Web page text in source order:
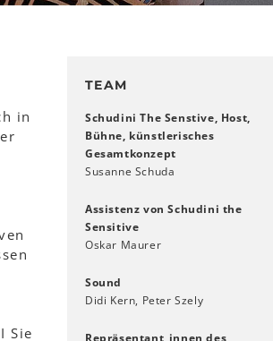
in
Sie
TEAM
Schudini The Senstive, Host,
Bühne, künstlerisches
Gesamtkonzept
Susanne Schuda
Assistenz von Schudini the
Sensitive
Oskar Maurer
Sound
Didi Kern, Peter Szely